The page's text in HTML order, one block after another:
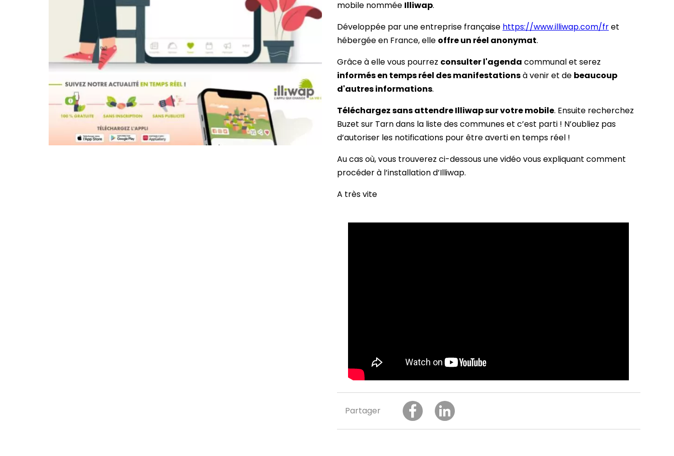
mobile nommée Illiwap.
Développée par une entreprise française https://www.illiwap.com/fret
hébergée en France, elle offre un réel anonymat.
Grâce à elle vous pourrez consulter l'agenda communal et serez
informés en temps réel des manifestationsà venir et de beaucoup
d'autres informations.
Téléchargez sans attendre Illiwap sur votre mobile. Ensuite recherchez
Buzet sur Tarn dans la liste des communes et c’est parti ! N’oubliez pas
d’autoriser les notifications pour être averti en temps réel !
Au cas où, vous trouverez ci-dessous une vidéo vous expliquant comment
procéder à l’installation d’Illiwap.
A très vite
Partager